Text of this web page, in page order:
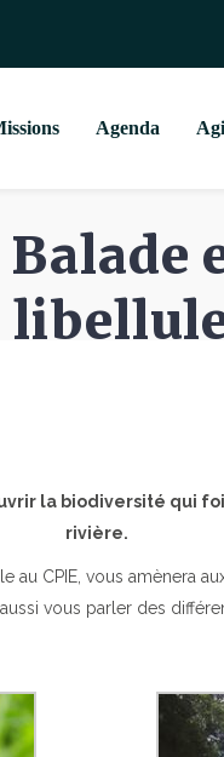
Agenda
la biodiversité qui
rivière.
au CPIE, vous amènera
vous parler des